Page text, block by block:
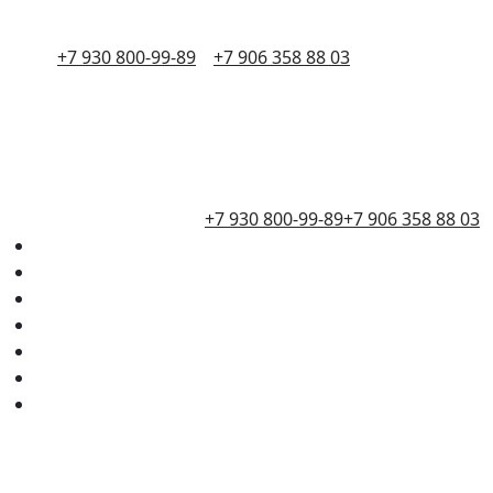
+7 930 800-99-89 +7 906 358 88 03
+7 930 800-99-89+7 906 358 88 03